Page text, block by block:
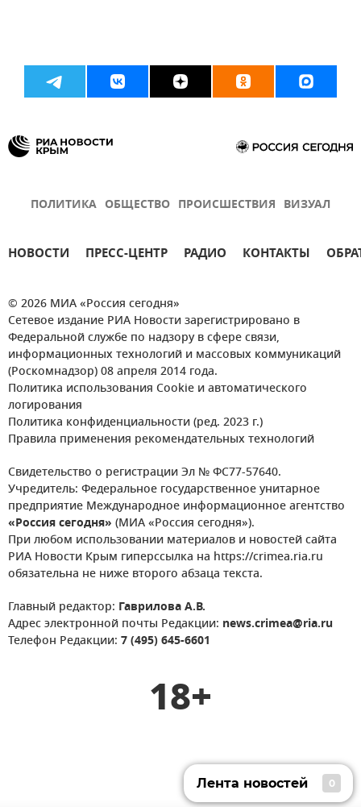
ПОЛИТИКА ОБЩЕСТВО ПРОИСШЕСТВИЯ ВИЗУАЛ
НОВОСТИ ПРЕСС-ЦЕНТР РАДИО КОНТАКТЫ
© 2026 МИА «Россия сегодня»
Сетевое издание РИА Новости зарегистрировано в
Федеральной службе по надзору в сфере связи,
информационных технологий и массовых коммуникаций
(Роскомнадзор) 08 апреля 2014 года.
Политика использования Cookie и автоматического
логирования
Политика конфиденциальности (ред. 2023 г.)
Правила применения рекомендательных технологий
Свидетельство о регистрации Эл № ФС77-57640.
Учредитель: Федеральное государственное унитарное
предприятие Международное информационное агентство
«Россия сегодня» (МИА «Россия сегодня»).
При любом использовании материалов и новостей сайта
РИА Новости Крым гиперссылка на https://crimea.ria.ru
обязательна не ниже второго абзаца текста.
Главный редактор: Гаврилова А.В.
Адрес электронной почты Редакции: news.crimea@ria.ru
Телефон Редакции: 7 (495) 645-6601
18+
Лента новостей 0